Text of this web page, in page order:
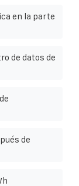
en la parte
de datos de
de